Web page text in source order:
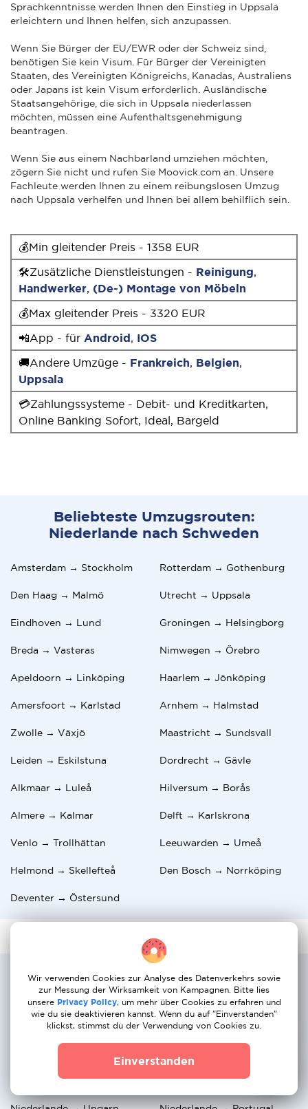
Sprachkenntnisse werden Ihnen den Einstieg in Uppsala
erleichtern und Ihnen helfen, sich anzupassen.
Wenn Sie Bürger der EU/EWR oder der Schweiz sind,
benötigen Sie kein Visum. Für Bürger der Vereinigten
Staaten, des Vereinigten Königreichs, Kanadas, Australiens
oder Japans ist kein Visum erforderlich. Ausländische
Staatsangehörige, die sich in Uppsala niederlassen
möchten, müssen eine Aufenthaltsgenehmigung
beantragen.
Wenn Sie aus einem Nachbarland umziehen möchten,
zögern Sie nicht und rufen Sie Moovick.com an. Unsere
Fachleute werden Ihnen zu einem reibungslosen Umzug
nach Uppsala verhelfen und Ihnen bei allem behilflich sein.
💰Min gleitender Preis - 1358 EUR
🛠Zusätzliche Dienstleistungen - Reinigung,
Handwerker, (De-) Montage von Möbeln
💰Max gleitender Preis - 3320 EUR
📲App - für Android, IOS
🚚Andere Umzüge - Frankreich, Belgien,
Uppsala
💳Zahlungssysteme - Debit- und Kreditkarten,
Online Banking Sofort, Ideal, Bargeld
Beliebteste Umzugsrouten:
Niederlande nach Schweden
Amsterdam → Stockholm Rotterdam → Gothenburg
Den Haag → Malmö Utrecht → Uppsala
Eindhoven → Lund Groningen → Helsingborg
Breda → Vasteras Nimwegen → Örebro
Apeldoorn → Linköping Haarlem → Jönköping
Amersfoort → Karlstad Arnhem → Halmstad
Zwolle → Växjö Maastricht → Sundsvall
Leiden → Eskilstuna Dordrecht → Gävle
Alkmaar → Luleå Hilversum → Borås
Almere → Kalmar Delft → Karlskrona
Venlo → Trollhättan Leeuwarden → Umeå
Helmond → Skellefteå Den Bosch → Norrköping
Deventer → Östersund
Die beliebtesten internationalen
Umzugsrouten
Niederlande → Griechenland Niederlande → Belgien
Niederlande → Österreich Niederlande → Italien
Wir verwenden Cookies zur Analyse des Datenverkehrs sowie
zur Messung der Wirksamkeit von Kampagnen. Bitte lies
unsere Privacy Policy, um mehr über Cookies zu erfahren und
wie du sie deaktivieren kannst. Wenn du auf "Einverstanden"
klickst, stimmst du der Verwendung von Cookies zu.
Einverstanden